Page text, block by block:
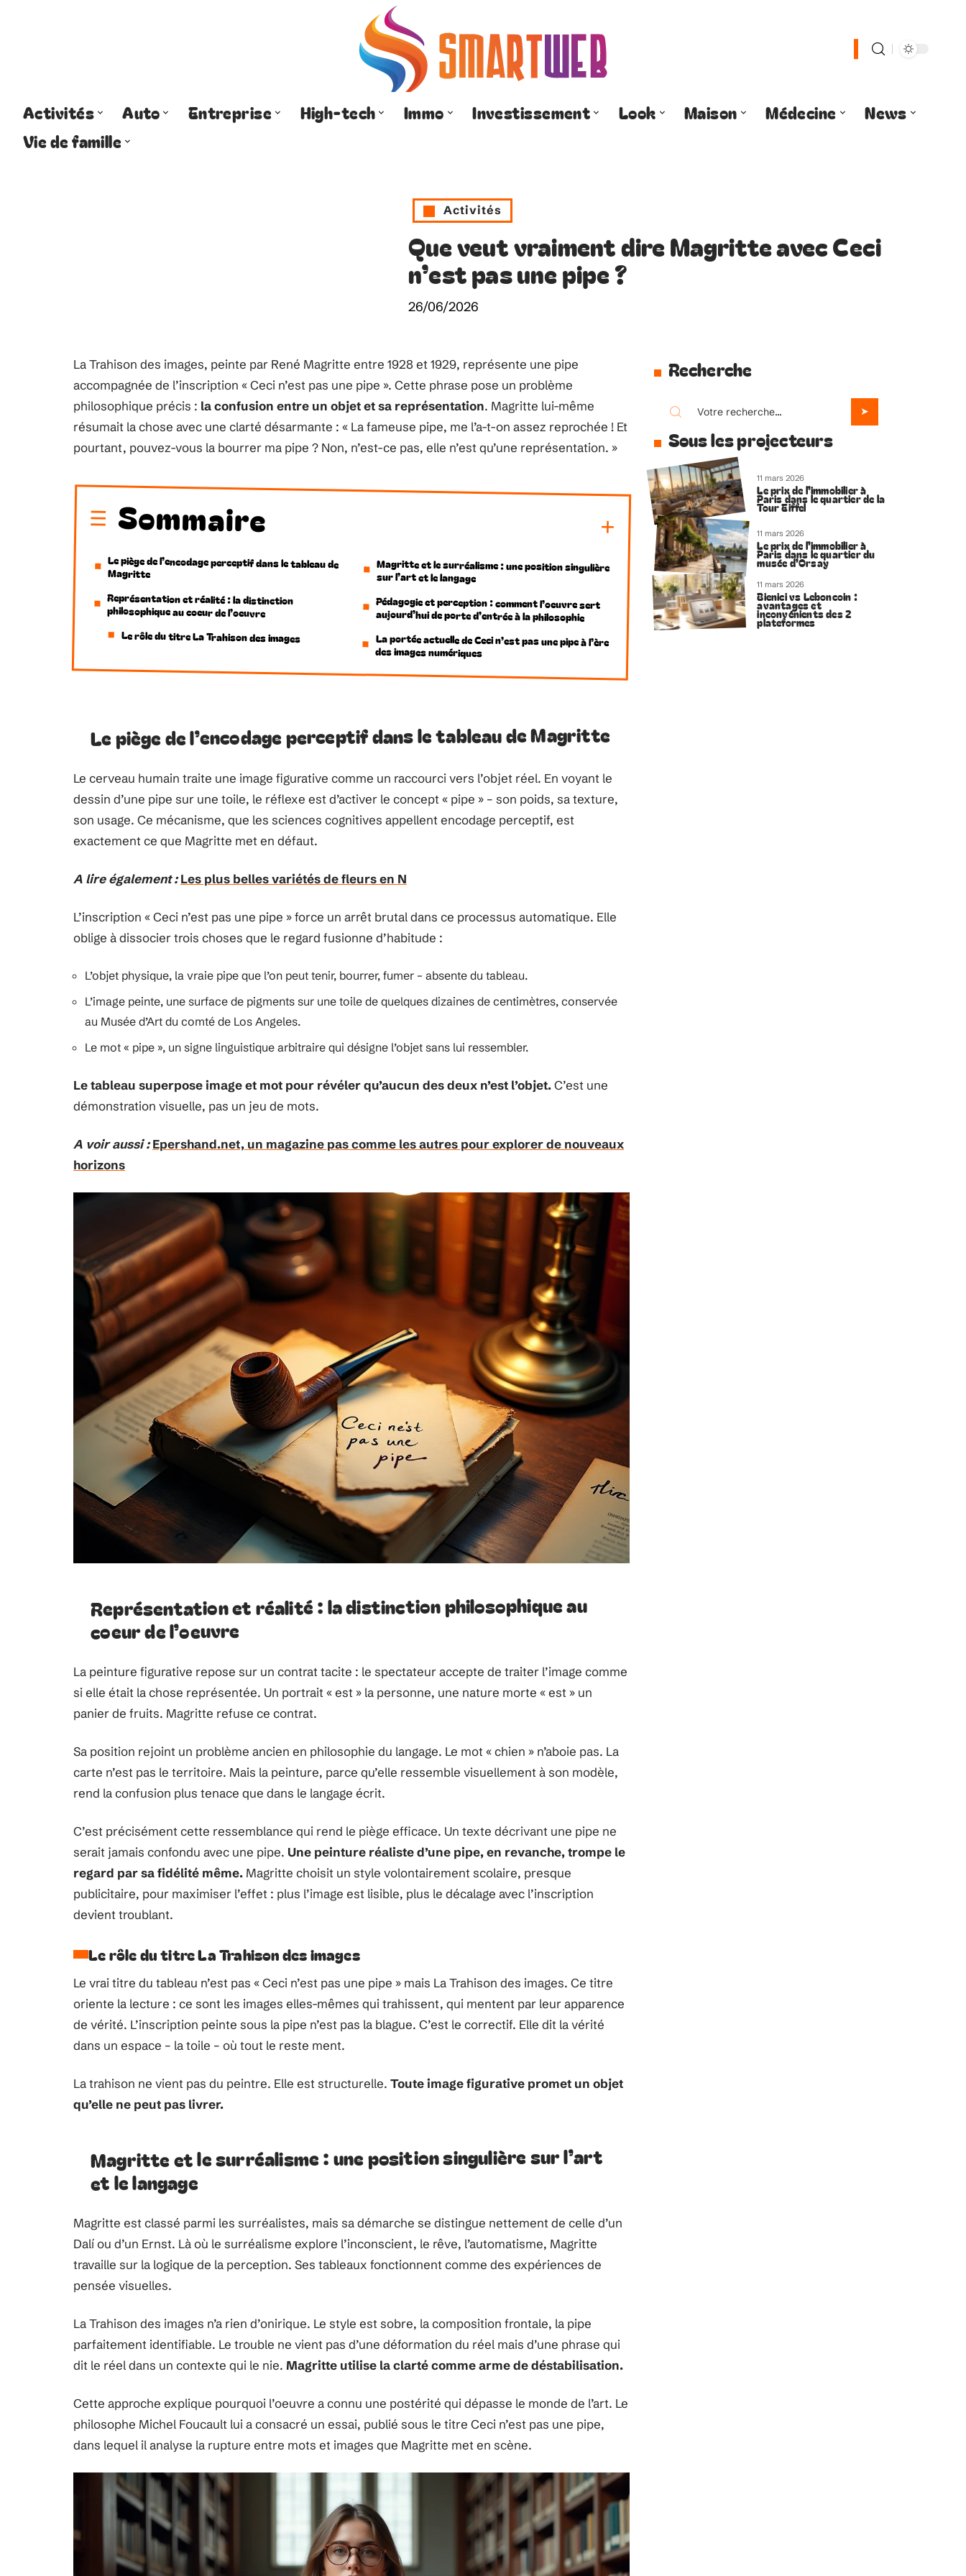
Activités Auto Entreprise High-tech Immo Investissement Look Maison Médecine
News
Vie de famille
Activités
Que veut vraiment dire Magritte avec Ceci
n’est pas une pipe ?
26/06/2026
La Trahison des images, peinte par René Magritte entre 1928 et 1929, représente une pipe
accompagnée de l’inscription « Ceci n’est pas une pipe ». Cette phrase pose un problème
philosophique précis : la confusion entre un objet et sa représentation. Magritte lui-même
résumait la chose avec une clarté désarmante : « La fameuse pipe, me l’a-t-on assez reprochée ! Et
pourtant, pouvez-vous la bourrer ma pipe ? Non, n’est-ce pas, elle n’est qu’une représentation. »
Sommaire
Le piège de l’encodage perceptif dans le tableau de
Magritte
Représentation et réalité : la distinction
philosophique au coeur de l’oeuvre
Le rôle du titre La Trahison des images
Magritte et le surréalisme : une position singulière
sur l’art et le langage
Pédagogie et perception : comment l’oeuvre sert
aujourd’hui de porte d’entrée à la philosophie
La portée actuelle de Ceci n’est pas une pipe à l’ère
des images numériques
Le piège de l’encodage perceptif dans le tableau de Magritte
Le cerveau humain traite une image figurative comme un raccourci vers l’objet réel. En voyant le
dessin d’une pipe sur une toile, le réflexe est d’activer le concept « pipe » – son poids, sa texture,
son usage. Ce mécanisme, que les sciences cognitives appellent encodage perceptif, est
exactement ce que Magritte met en défaut.
A lire également : Les plus belles variétés de fleurs en N
L’inscription « Ceci n’est pas une pipe » force un arrêt brutal dans ce processus automatique. Elle
oblige à dissocier trois choses que le regard fusionne d’habitude :
L’objet physique, la vraie pipe que l’on peut tenir, bourrer, fumer – absente du tableau.
L’image peinte, une surface de pigments sur une toile de quelques dizaines de centimètres, conservée
au Musée d’Art du comté de Los Angeles.
Le mot « pipe », un signe linguistique arbitraire qui désigne l’objet sans lui ressembler.
Le tableau superpose image et mot pour révéler qu’aucun des deux n’est l’objet.C’est une
démonstration visuelle, pas un jeu de mots.
A voir aussi : Epershand.net, un magazine pas comme les autres pour explorer de nouveaux
horizons
Représentation et réalité : la distinction philosophique au
coeur de l’oeuvre
La peinture figurative repose sur un contrat tacite : le spectateur accepte de traiter l’image comme
si elle était la chose représentée. Un portrait « est » la personne, une nature morte « est » un
panier de fruits. Magritte refuse ce contrat.
Sa position rejoint un problème ancien en philosophie du langage. Le mot « chien » n’aboie pas. La
carte n’est pas le territoire. Mais la peinture, parce qu’elle ressemble visuellement à son modèle,
rend la confusion plus tenace que dans le langage écrit.
C’est précisément cette ressemblance qui rend le piège efficace. Un texte décrivant une pipe ne
serait jamais confondu avec une pipe. Une peinture réaliste d’une pipe, en revanche, trompe le
regard par sa fidélité même. Magritte choisit un style volontairement scolaire, presque
publicitaire, pour maximiser l’effet : plus l’image est lisible, plus le décalage avec l’inscription
devient troublant.
Le rôle du titre La Trahison des images
Le vrai titre du tableau n’est pas « Ceci n’est pas une pipe » mais La Trahison des images. Ce titre
oriente la lecture : ce sont les images elles-mêmes qui trahissent, qui mentent par leur apparence
de vérité. L’inscription peinte sous la pipe n’est pas la blague. C’est le correctif. Elle dit la vérité
dans un espace – la toile – où tout le reste ment.
La trahison ne vient pas du peintre. Elle est structurelle. Toute image figurative promet un objet
qu’elle ne peut pas livrer.
Magritte et le surréalisme : une position singulière sur l’art
et le langage
Magritte est classé parmi les surréalistes, mais sa démarche se distingue nettement de celle d’un
Dalí ou d’un Ernst. Là où le surréalisme explore l’inconscient, le rêve, l’automatisme, Magritte
travaille sur la logique de la perception. Ses tableaux fonctionnent comme des expériences de
pensée visuelles.
La Trahison des images n’a rien d’onirique. Le style est sobre, la composition frontale, la pipe
parfaitement identifiable. Le trouble ne vient pas d’une déformation du réel mais d’une phrase qui
dit le réel dans un contexte qui le nie. Magritte utilise la clarté comme arme de déstabilisation.
Cette approche explique pourquoi l’oeuvre a connu une postérité qui dépasse le monde de l’art. Le
philosophe Michel Foucault lui a consacré un essai, publié sous le titre Ceci n’est pas une pipe,
dans lequel il analyse la rupture entre mots et images que Magritte met en scène.
Recherche
Sous les projecteurs
11 mars 2026
Le prix de l’immobilier à
Paris dans le quartier de la
Tour Eiffel
11 mars 2026
Le prix de l’immobilier à
Paris dans le quartier du
musée d’Orsay
11 mars 2026
Bienici vs Leboncoin :
avantages et
inconvénients des 2
plateformes